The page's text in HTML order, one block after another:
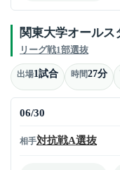
関東大学オールス
リーグ戦1部選抜
出場1試合 時間27分
06/30
相手対抗戦A選抜